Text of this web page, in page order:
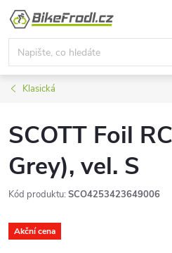
Přejít
obsah
Klasická
SCOTT Foil
Grey), vel. S
Kód produktu: SCO4253423649006
Akční cena